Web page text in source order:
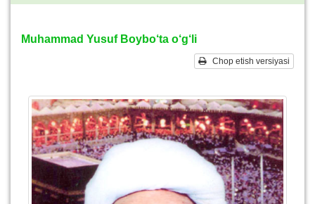
Muhammad Yusuf Boybo‘ta o‘g‘li
Chop etish versiyasi